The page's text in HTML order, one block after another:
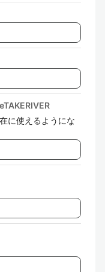
に使えるようにな